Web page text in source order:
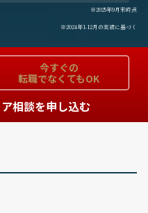
※2025年9月末時点
※2024年1-12月の実績に基づく
今すぐの
転職でなくてもOK
相談を申し込む